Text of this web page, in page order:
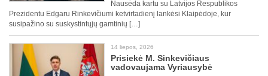
Nausėda kartu su Latvijos Respublikos
Prezidentu Edgaru Rinkevičiumi ketvirtadienį lankėsi Klaipėdoje, kur
susipažino su suskystintųjų gamtinių […]
14 liepos, 2026
Prisiekė M. Sinkevičiaus
vadovaujama Vyriausybė